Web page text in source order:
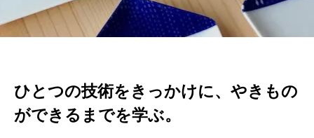
ひとつの技術をきっかけに、やきもの
ができるまでを学ぶ。